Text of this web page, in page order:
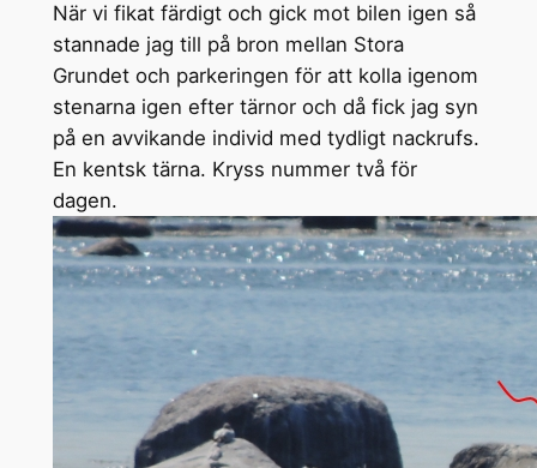
När vi fikat färdigt och gick mot bilen igen så
stannade jag till på bron mellan Stora
Grundet och parkeringen för att kolla igenom
stenarna igen efter tärnor och då fick jag syn
på en avvikande individ med tydligt nackrufs.
En kentsk tärna. Kryss nummer två för
dagen.